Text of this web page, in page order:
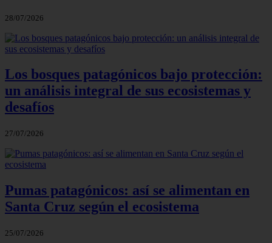
28/07/2026
Los bosques patagónicos bajo protección:
un análisis integral de sus ecosistemas y
desafíos
27/07/2026
Pumas patagónicos: así se alimentan en
Santa Cruz según el ecosistema
25/07/2026